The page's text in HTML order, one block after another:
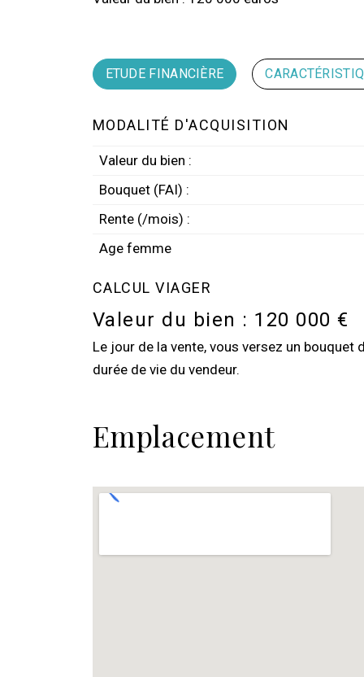
ETUDE FINANCIÈRE
MODALITÉ D'ACQUISITION
Valeur du bien :
Bouquet (FAI) :
Rente (/mois) :
Age femme
CALCUL VIAGER
Valeur du bien : 120 000 €
Le jour de la vente, vous versez un
durée de vie du vendeur.
Emplacement